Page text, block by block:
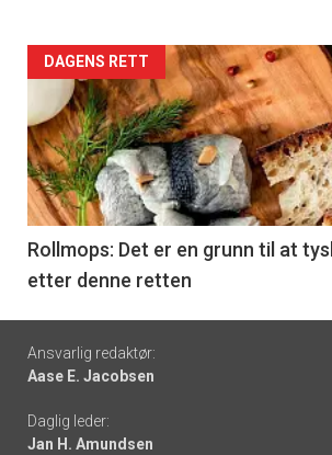
Forsiden
akkurat
nå
-
6
DAGENS RETT
Rollmops: Det er en grunn til at
etter denne retten
Footer
-
links
Ansvarlig redaktør:
Aase E. Jacobsen
Daglig leder:
Jan H. Amundsen